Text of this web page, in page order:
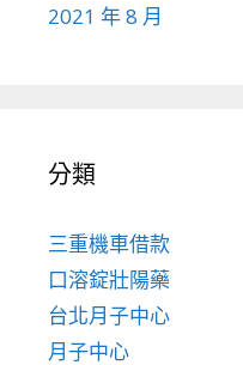
2021 年 8 月
分類
三重機車借款
口溶錠壯陽藥
台北月子中心
月子中心